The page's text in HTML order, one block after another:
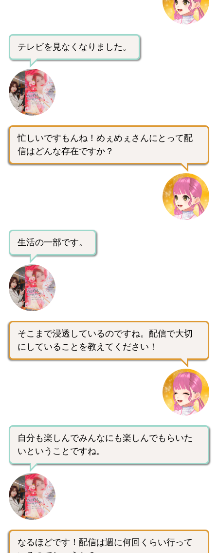
テレビを見なくなりました。
忙しいですもんね！めぇめぇさんにとって配
信はどんな存在ですか？
生活の一部です。
そこまで浸透しているのですね。配信で大切
にしていることを教えてください！
自分も楽しんでみんなにも楽しんでもらいた
いということですね。
なるほどです！配信は週に何回くらい行って